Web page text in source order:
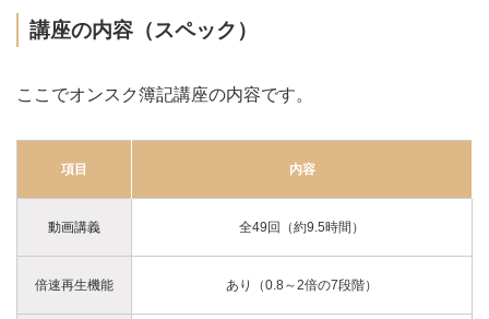
講座の内容（スペック）
ここでオンスク簿記講座の内容です。
項目 内容
動画講義 全49回（約9.5時間）
倍速再生機能 あり（0.8～2倍の7段階）